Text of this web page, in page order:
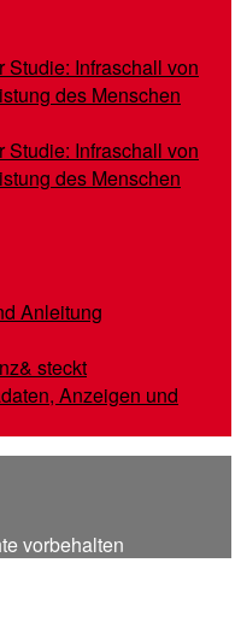
Studie: Infraschall von
des Menschen
Studie: Infraschall von
des Menschen
Anleitung
steckt
Anzeigen und
vorbehalten